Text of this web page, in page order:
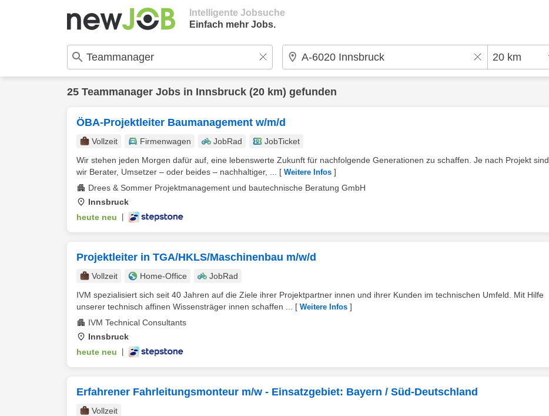
Intelligente Jobsuche
Einfach mehr Jobs.
25 Teammanager Jobs in Innsbruck (20 km) gefunden
ÖBA-Projektleiter Baumanagement w/m/d
Vollzeit Firmenwagen JobRad
JobTicket
Wir stehen jeden Morgen dafür auf, eine lebenswerte Zukunft für nachfolgende Generationen zu schaffen. Je nach Projekt sind
wir Berater, Umsetzer – oder beides – nachhaltiger, ...
[ Weitere Infos ]
Drees & Sommer Projektmanagement und bautechnische Beratung GmbH
Innsbruck
heute neu
Projektleiter in TGA/HKLS/Maschinenbau m/w/d
Vollzeit Home-Office
JobRad
IVM spezialisiert sich seit 40 Jahren auf die Ziele ihrer Projektpartner innen und ihrer Kunden im technischen Umfeld. Mit Hilfe
unserer technisch affinen Wissensträger innen schaffen ...
[ Weitere Infos ]
IVM Technical Consultants
Innsbruck
heute neu
Erfahrener Fahrleitungsmonteur m/w - Einsatzgebiet: Bayern / Süd-Deutschland
Vollzeit